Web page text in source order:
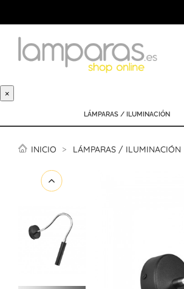
×
LÁMPARAS / ILUMINACIÓN
INICIO LÁMPARAS / ILUMINACIÓN